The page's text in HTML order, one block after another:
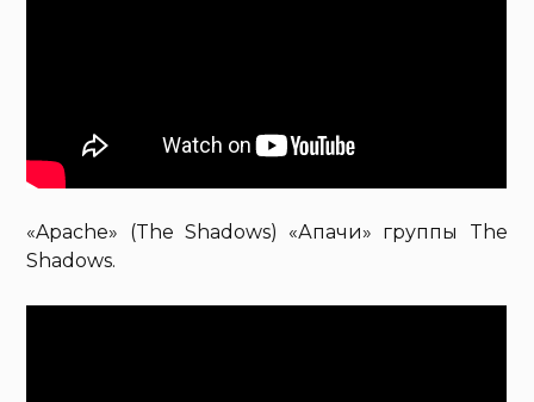
«Apache» (The Shadows) «Апачи» группы The
Shadows.